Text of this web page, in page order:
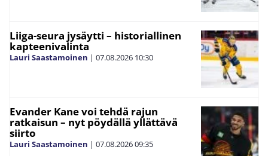
Liiga-seura jysäytti – historiallinen
kapteenivalinta
Lauri Saastamoinen | 07.08.2026 10:30
Evander Kane voi tehdä rajun
ratkaisun – nyt pöydällä yllättävä
siirto
Lauri Saastamoinen | 07.08.202609:35